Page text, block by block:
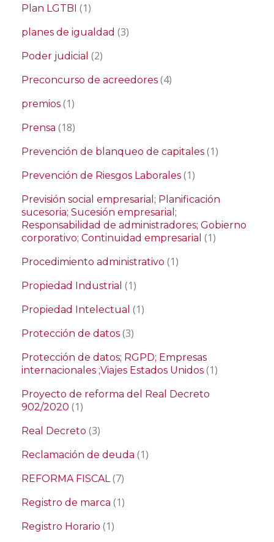
Plan LGTBI (1)
planes de igualdad (3)
Poder judicial (2)
Preconcurso de acreedores (4)
premios (1)
Prensa (18)
Prevención de blanqueo de capitales (1)
Prevención de Riesgos Laborales (1)
Previsión social empresarial; Planificación
sucesoria; Sucesión empresarial;
Responsabilidad de administradores; Gobierno
corporativo; Continuidad empresarial (1)
Procedimiento administrativo (1)
Propiedad Industrial (1)
Propiedad Intelectual (1)
Protección de datos (3)
Protección de datos; RGPD; Empresas
internacionales ;Viajes Estados Unidos (1)
Proyecto de reforma del Real Decreto
902/2020 (1)
Real Decreto (3)
Reclamación de deuda (1)
REFORMA FISCAL (7)
Registro de marca (1)
Registro Horario (1)